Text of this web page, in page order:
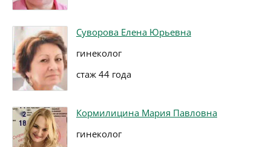
Суворова Елена Юрьевна
гинеколог
стаж 44 года
Кормилицина Мария Павловна
гинеколог